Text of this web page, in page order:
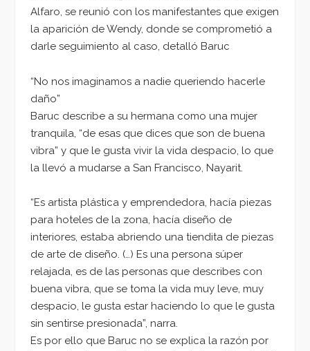
Alfaro, se reunió con los manifestantes que exigen
la aparición de Wendy, donde se comprometió a
darle seguimiento al caso, detalló Baruc
“No nos imaginamos a nadie queriendo hacerle
daño”
Baruc describe a su hermana como una mujer
tranquila, “de esas que dices que son de buena
vibra” y que le gusta vivir la vida despacio, lo que
la llevó a mudarse a San Francisco, Nayarit.
“Es artista plástica y emprendedora, hacía piezas
para hoteles de la zona, hacía diseño de
interiores, estaba abriendo una tiendita de piezas
de arte de diseño. (…) Es una persona súper
relajada, es de las personas que describes con
buena vibra, que se toma la vida muy leve, muy
despacio, le gusta estar haciendo lo que le gusta
sin sentirse presionada”, narra.
Es por ello que Baruc no se explica la razón por